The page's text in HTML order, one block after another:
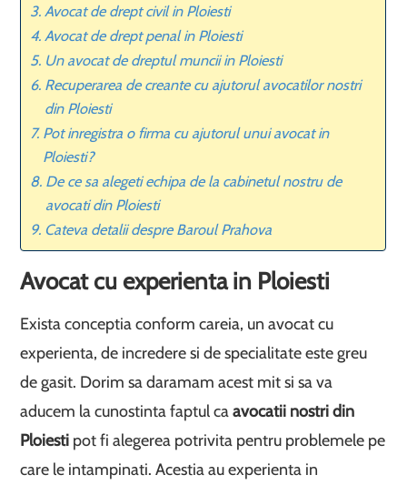
Avocat de drept civil in Ploiesti
Avocat de drept penal in Ploiesti
Un avocat de dreptul muncii in Ploiesti
Recuperarea de creante cu ajutorul avocatilor nostri
din Ploiesti
Pot inregistra o firma cu ajutorul unui avocat in
Ploiesti?
De ce sa alegeti echipa de la cabinetul nostru de
avocati din Ploiesti
Cateva detalii despre Baroul Prahova
Avocat cu experienta in Ploiesti
Exista conceptia conform careia, un avocat cu
experienta, de incredere si de specialitate este greu
de gasit. Dorim sa daramam acest mit si sa va
aducem la cunostinta faptul caavocatii nostri din
Ploiesti pot fi alegerea potrivita pentru problemele pe
care le intampinati. Acestia au experienta in